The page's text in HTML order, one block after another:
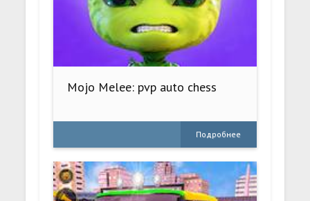
Mojo Melee: pvp auto chess
Подробнее